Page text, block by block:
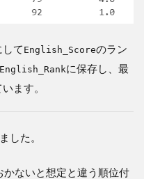
て English_Scoreのラン
English_Rankに保存し、最
ます。
した。
ないと想定と違う順位付